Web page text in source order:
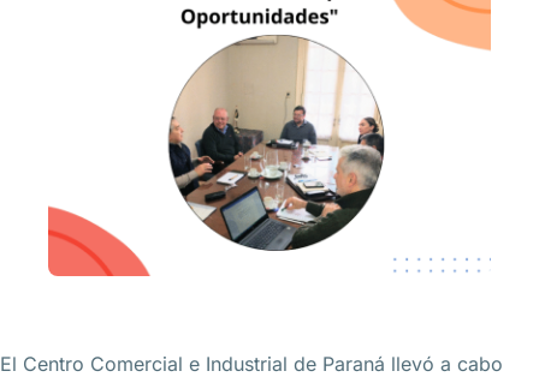
El Centro Comercial e Industrial de Paraná llevó a cabo